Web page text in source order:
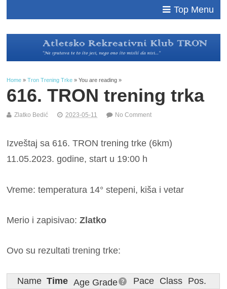
Top Menu
Home »Tron Trening Trke » You are reading »
616. TRON trening trka
Zlatko Bedić 2023-05-11 No Comment
Izveštaj sa 616. TRON trening trke (6km)
11.05.2023. godine, start u 19:00 h
Vreme: temperatura 14° stepeni, kiša i vetar
Merio i zapisivao:Zlatko
Ovo su rezultati trening trke:
Name Time Age Grade Pace Class Pos.